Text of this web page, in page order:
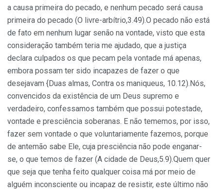
a causa primeira do pecado, e nenhum pecado será causa
primeira do pecado (O livre-arbítrio,3.49).O pecado não está
de fato em nenhum lugar senão na vontade, visto que esta
consideração também teria me ajudado, que a justiça
declara culpados os que pecam pela vontade má apenas,
embora possam ter sido inca­pazes de fazer o que
desejavam {Duas almas, Contra os maniqueus, 10.12).Nós,
convencidos da existência de um Deus supremo e
verdadei­ro, confessamos também que possui potestade,
vontade e presciência soberanas. E não tememos, por isso,
fazer sem vontade o que voluntaria­mente fazemos, porque
de antemão sabe Ele, cuja presciência não pode enganar-
se, o que temos de fazer (A cidade de Deus,5.9).Quem quer
que seja que tenha feito qualquer coisa má por meio de
alguém inconsciente ou incapaz de resistir, este último não